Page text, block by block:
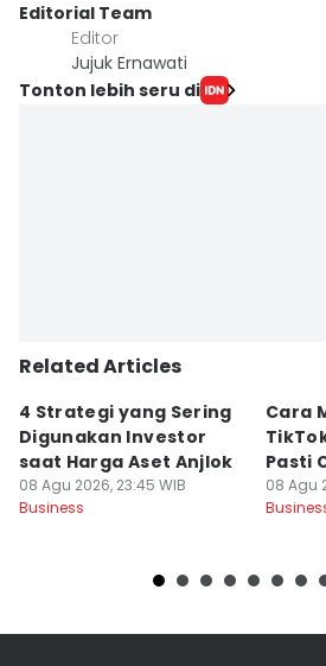
Editorial Team
Editor
Jujuk Ernawati
Tonton lebih seru di
Related Articles
4 Strategi yang Sering
Digunakan Investor
saat Harga Aset Anjlok
08 Agu 2026, 23:45 WIB
Business
Cara
Pasti
08 Agu